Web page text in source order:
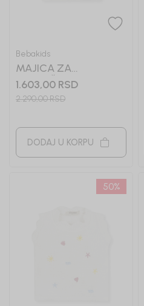
Bebakids
MAJICA ZA
DEVOJČICE TIFFY
1.603,00 RSD
2.290,00RSD
DODAJ U KORPU
50%